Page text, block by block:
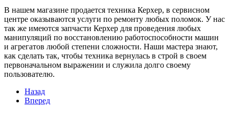
В нашем магазине продается техника Керхер, в сервисном
центре оказываются услуги по ремонту любых поломок. У нас
так же имеются запчасти Керхер для проведения любых
манипуляций по восстановлению работоспособности машин
и агрегатов любой степени сложности. Наши мастера знают,
как сделать так, чтобы техника вернулась в строй в своем
первоначальном выражении и служила долго своему
пользователю.
Назад
Вперед